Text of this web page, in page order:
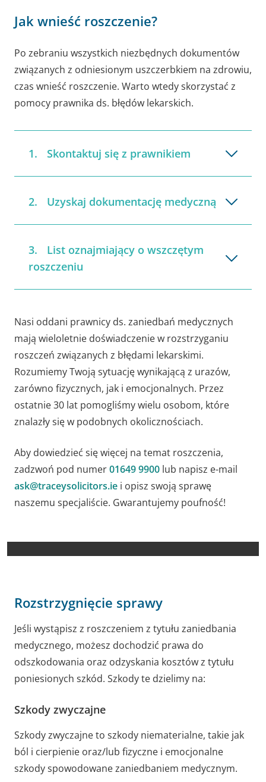
Jak wnieść roszczenie?
Po zebraniu wszystkich niezbędnych dokumentów
związanych z odniesionym uszczerbkiem na zdrowiu,
czas wnieść roszczenie. Warto wtedy skorzystać z
pomocy prawnika ds. błędów lekarskich.
Skontaktuj się z prawnikiem
Uzyskaj dokumentację medyczną
List oznajmiający o wszczętym
roszczeniu
Nasi oddani prawnicy ds. zaniedbań medycznych
mają wieloletnie doświadczenie w rozstrzyganiu
roszczeń związanych z błędami lekarskimi.
Rozumiemy Twoją sytuację wynikającą z urazów,
zarówno fizycznych, jak i emocjonalnych. Przez
ostatnie 30 lat pomogliśmy wielu osobom, które
znalazły się w podobnych okolicznościach.
Aby dowiedzieć się więcej na temat roszczenia,
zadzwoń pod numer01649 9900 lub napisz e-mail
ask@traceysolicitors.ie i opisz swoją sprawę
naszemu specjaliście. Gwarantujemy poufność!
Rozstrzygnięcie sprawy
Jeśli wystąpisz z roszczeniem z tytułu zaniedbania
medycznego, możesz dochodzić prawa do
odszkodowania oraz odzyskania kosztów z tytułu
poniesionych szkód. Szkody te dzielimy na:
Szkody zwyczajne
Szkody zwyczajne to szkody niematerialne, takie jak
ból i cierpienie oraz/lub fizyczne i emocjonalne
szkody spowodowane zaniedbaniem medycznym.